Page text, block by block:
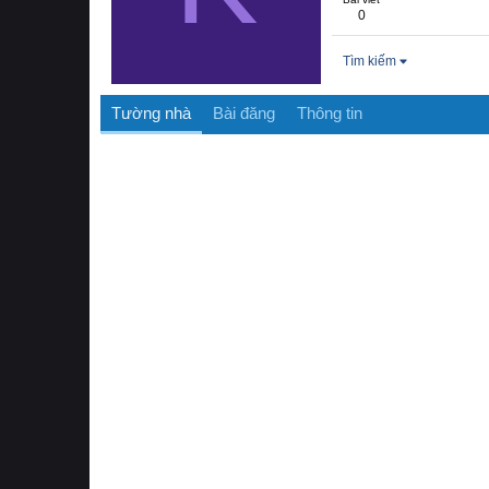
0
Tìm kiếm
Tường nhà Bài đăng Thông tin